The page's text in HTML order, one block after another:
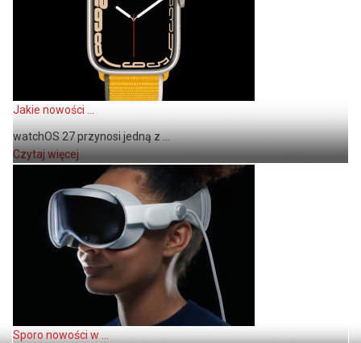
Jakie nowości ...
watchOS 27 przynosi jedną z ...
Czytaj więcej
Sporo nowości w ...